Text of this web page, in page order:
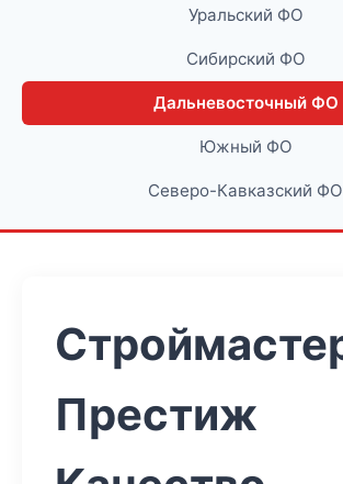
Уральский ФО
Сибирский ФО
Дальневосточный ФО
Южный ФО
Северо-Кавказский ФО
Престиж